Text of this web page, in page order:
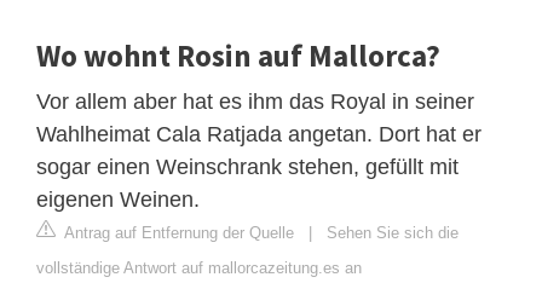
Wo wohnt Rosin auf Mallorca?
Vor allem aber hat es ihm das Royal in seiner
Wahlheimat Cala Ratjada angetan. Dort hat er
sogar einen Weinschrank stehen, gefüllt mit
eigenen Weinen.
Antrag auf Entfernung der Quelle | Sehen Sie sich die
vollständige Antwort auf mallorcazeitung.es an